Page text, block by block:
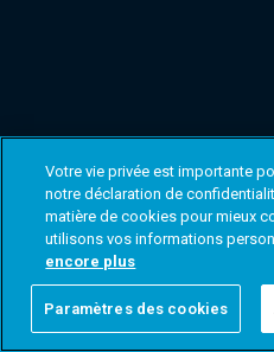
Votre vie privée est importante
notre déclaration de
matière de cookies pour mieux
utilisons vos informations
encore plus
Paramètres des cookies